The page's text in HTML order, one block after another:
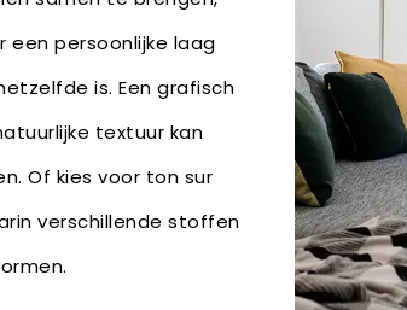
een persoonlijke laag
is. Een grafisch
textuur kan
Of kies voor ton sur
verschillende stoffen